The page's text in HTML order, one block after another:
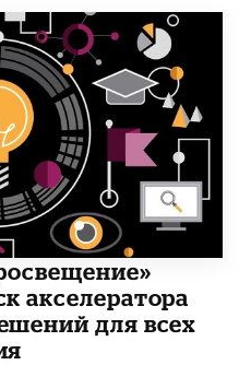
акселератора
для всех